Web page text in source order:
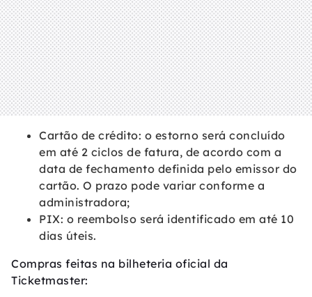
Cartão de crédito: o estorno será concluído
em até 2 ciclos de fatura, de acordo com a
data de fechamento definida pelo emissor do
cartão. O prazo pode variar conforme a
administradora;
PIX: o reembolso será identificado em até 10
dias úteis.
Compras feitas na bilheteria oficial da
Ticketmaster: